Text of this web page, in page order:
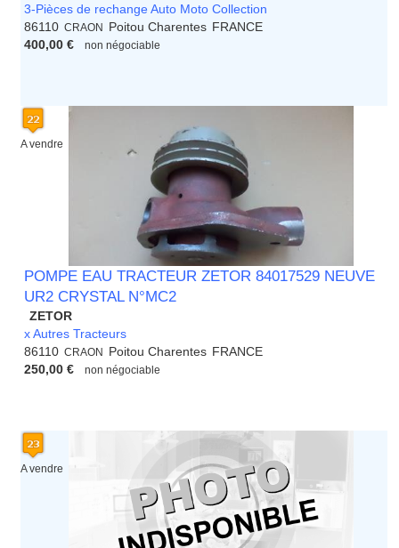
3-Pièces de rechange Auto Moto Collection
86110 CRAON Poitou Charentes FRANCE
400,00 €
non négociable
A vendre
POMPE EAU TRACTEUR ZETOR 84017529 NEUVE
UR2 CRYSTAL N°MC2
ZETOR
x Autres Tracteurs
86110 CRAON Poitou Charentes FRANCE
250,00 €
non négociable
A vendre